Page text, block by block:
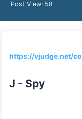
Post View: 58
https://vjudge.net/
J - Spy